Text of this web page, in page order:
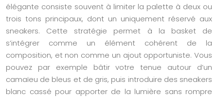
élégante consiste souvent à limiter la palette à deux ou
trois tons principaux, dont un uniquement réservé aux
sneakers. Cette stratégie permet à la basket de
s’intégrer comme un élément cohérent de la
composition, et non comme un ajout opportuniste. Vous
pouvez par exemple bâtir votre tenue autour d’un
camaïeu de bleus et de gris, puis introduire des sneakers
blanc cassé pour apporter de la lumière sans rompre